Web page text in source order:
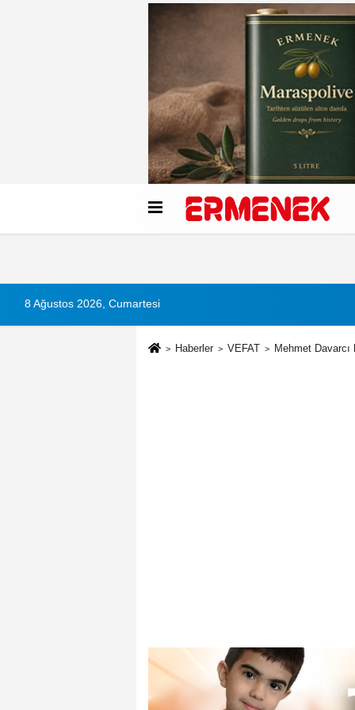
Künye İletişim Çerez Politikası
8 Ağustos 2026, Cumartesi
Haberler VEFAT Mehmet Davarcı